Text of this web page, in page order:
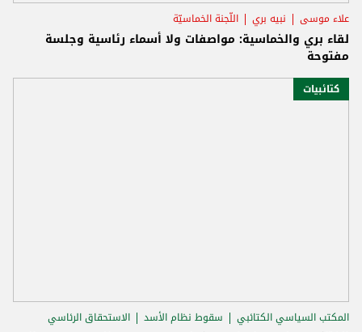
علاء موسى نبيه بري اللّجنة الخماسيّة
لقاء بري والخماسية: مواصفات ولا أسماء رئاسية وجلسة
مفتوحة
كتائبيات
المكتب السياسي الكتائبي سقوط نظام الأسد الاستحقاق الرئاسي